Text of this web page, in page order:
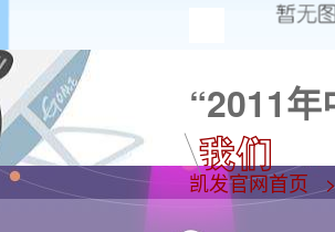
“2011
凯发官网首页